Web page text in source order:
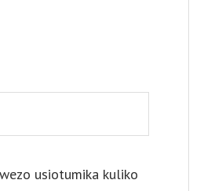
usiotumika kuliko